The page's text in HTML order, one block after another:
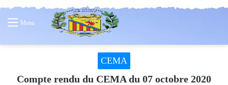
Menu
CEMA
Compte rendu du CEMA du 07 octobre 2020